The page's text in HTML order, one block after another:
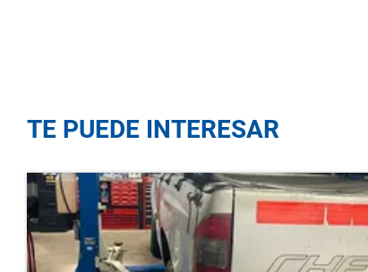
TE PUEDE INTERESAR